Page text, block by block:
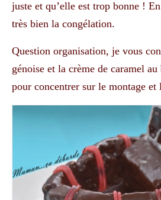
juste et qu’elle est trop bonne !
très bien la congélation.
Question organisation, je vous
génoise et la crème de caramel
pour concentrer sur le montage et